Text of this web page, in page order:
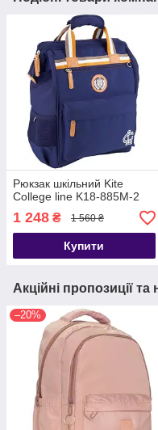
Рюкзак шкільний Kite
Сollege line K18-885M-2
1 248 ₴ 1 560 ₴
Купити
Акційні пропозиції та
–20%